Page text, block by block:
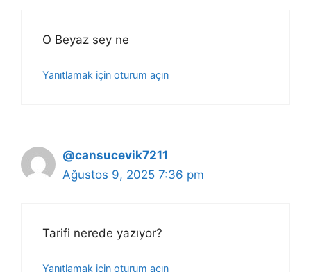
O Beyaz sey ne
Yanıtlamak için oturum açın
@cansucevik7211
Ağustos 9, 2025 7:36 pm
Tarifi nerede yazıyor?
Yanıtlamak için oturum açın